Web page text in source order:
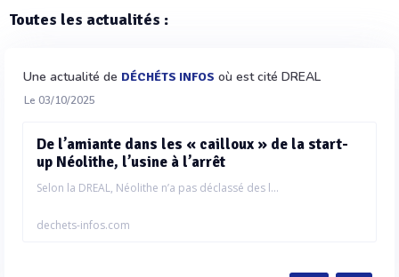
Toutes les actualités :
Une actualité de DÉCHÉTS INFOS où est cité DREAL
Le 03/10/2025
De l’amiante dans les « cailloux » de la start-
up Néolithe, l’usine à l’arrêt
Selon la DREAL, Néolithe n’a pas déclassé des l...
dechets-infos.com